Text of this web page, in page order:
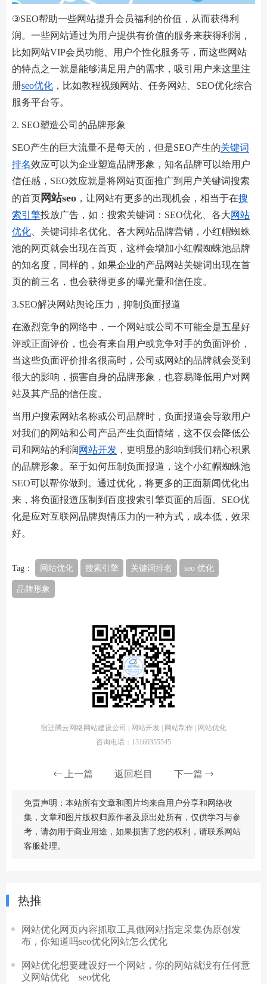
③SEO帮助一些网站提升会员福利的价值，从而获得利
润。一些网站通过为用户提供有价值的服务来获得利润，
比如网站VIP会员功能、用户个性化服务等，而这些网站
的特点之一就是能够满足用户的需求，吸引用户来这里注
册seo优化 ，比如教程视频网站、任务网站、SEO优化综合
服务平台等。
2. SEO塑造公司的品牌形象
SEO产生的巨大流量不是每天的，但是SEO产生的关键词
排名效应可以为企业塑造品牌形象，知名品牌可以给用户
信任感，SEO效应就是将网站页面推广到用户关键词搜索
的首页网站seo ，让网站有更多的出现机会，相当于在搜
索引擎投放广告，如：搜索关键词：SEO优化、各大网站
优化 、关键词排名优化、各大网站品牌营销，小红帽蜘蛛
池的网页就会出现在首页，这样会增加小红帽蜘蛛池品牌
的知名度，同样的，如果企业的产品网站关键词出现在首
页的前三名，也会获得更多的曝光量和信任度。
3.SEO解决网站舆论压力，抑制负面报道
在激烈竞争的网络中，一个网站或公司不可能全是五星好
评或正面评价，也会有来自用户或竞争对手的负面评价，
当这些负面评价排名很高时，公司或网站的品牌就会受到
很大的影响，损害自身的品牌形象，也容易降低用户对网
站及其产品的信任度。
当用户搜索网站名称或公司品牌时，负面报道会导致用户
对我们的网站和公司产品产生负面情绪，这不仅会降低公
司和网站的利润 网站开发 ，更明显的影响到我们精心积累
的品牌形象。至于如何压制负面报道，这个小红帽蜘蛛池
SEO可以帮你做到。通过优化，将更多的正面新闻优化出
来，将负面报道压制到百度搜索引擎页面的后面。SEO优
化是应对互联网品牌舆情压力的一种方式，成本低，效果
好。
Tag： 网站优化 搜索引擎 关键词排名 seo 优化
品牌形象
宿迁腾云网络网站建设公司 | 网站开发 | 网站制作 | 网站优化
咨询电话：13160355545
上一篇 返回栏目 下一篇
免责声明：本站所有文章和图片均来自用户分享和网络收
集，文章和图片版权归原作者及原出处所有，仅供学习与参
考，请勿用于商业用途，如果损害了您的权利，请联系网站
客服处理。
热推
网站优化网页内容抓取工具做网站指定采集伪原创发
布，你知道吗seo优化网站怎么优化
网站优化想要建设好一个网站，你的网站就没有任何意
义网站优化 seo优化